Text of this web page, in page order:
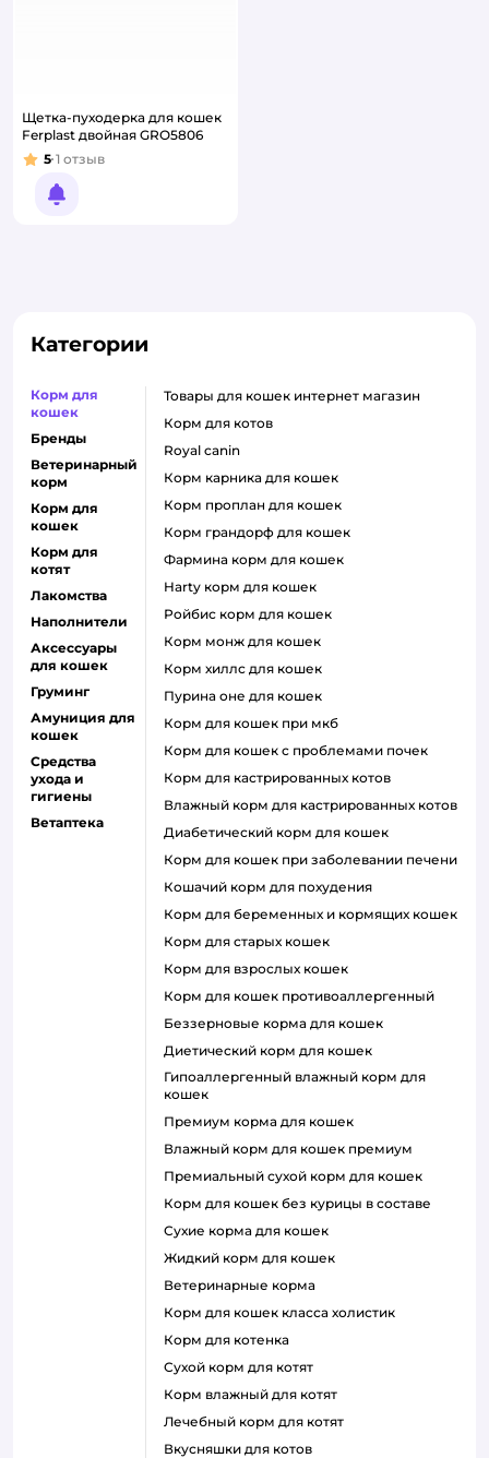
Щетка-пуходерка для кошек
Ferplast двойная GRO5806
Рейтинг:
5 1 отзыв
Уведомить о появлении
Категории
Корм для
кошек
Бренды
Ветеринарный
корм
Корм для
кошек
Корм для
котят
Лакомства
Наполнители
Аксессуары
для кошек
Груминг
Амуниция для
кошек
Средства
ухода и
гигиены
Ветаптека
товары для кошек интернет магазин
корм для котов
royal canin
корм карника для кошек
корм проплан для кошек
корм грандорф для кошек
фармина корм для кошек
harty корм для кошек
ройбис корм для кошек
корм монж для кошек
корм хиллс для кошек
пурина оне для кошек
корм для кошек при мкб
корм для кошек с проблемами почек
Корм для кастрированных котов
влажный корм для кастрированных котов
диабетический корм для кошек
корм для кошек при заболевании печени
кошачий корм для похудения
корм для беременных и кормящих кошек
корм для старых кошек
корм для взрослых кошек
корм для кошек противоаллергенный
беззерновые корма для кошек
диетический корм для кошек
гипоаллергенный влажный корм для
кошек
премиум корма для кошек
влажный корм для кошек премиум
премиальный сухой корм для кошек
корм для кошек без курицы в составе
сухие корма для кошек
жидкий корм для кошек
ветеринарные корма
корм для кошек класса холистик
корм для котенка
сухой корм для котят
корм влажный для котят
лечебный корм для котят
вкусняшки для котов